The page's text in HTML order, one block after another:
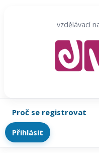
vzdělávací
Proč se registrovat
Přihlásit